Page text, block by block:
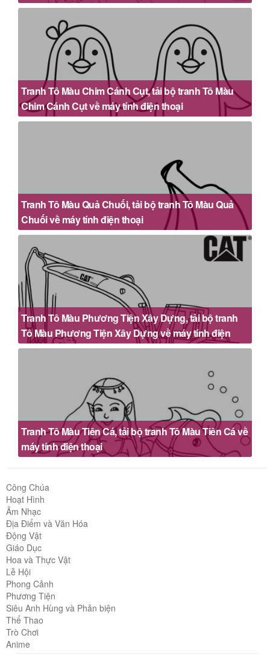
Tranh Tô Màu Chim Cánh Cụt, tải bộ tranh Tô Màu
Chim Cánh Cụt về máy tính điện thoại
Tranh Tô Màu Quả Chuối, tải bộ tranh Tô Màu Quả
Chuối về máy tính điện thoại
Tranh Tô Màu Phương Tiện Xây Dựng, tải bộ tranh
Tô Màu Phương Tiện Xây Dựng về máy tính điện
thoại
Tranh Tô Màu Tiên Cá, tải bộ tranh Tô Màu Tiên Cá về
máy tính điện thoại
Công Chúa
Hoạt Hình
Âm Nhạc
Địa Điểm và Văn Hóa
Động Vật
Giáo Dục
Hoa và Thực Vật
Lễ Hội
Phong Cảnh
Phương Tiện
Siêu Anh Hùng và Phản biện
Thể Thao
Trò Chơi
Anime